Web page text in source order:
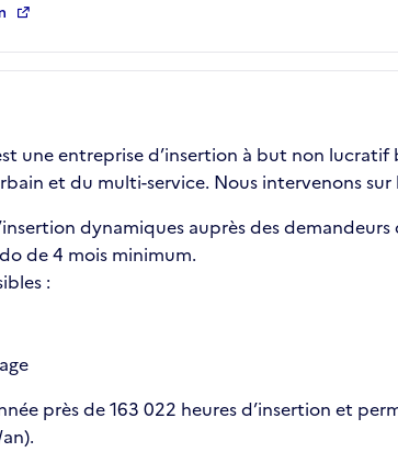
une entreprise d’insertion à but non
et du multi-service. Nous intervenons
dynamiques auprès des demandeurs
de 4 mois minimum.
:
près de 163 022 heures d’insertion et